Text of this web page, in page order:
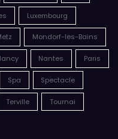
Luxembourg
Mondorf-les-Bains
Nantes Paris
Spa Spectacle
Terville Tournai